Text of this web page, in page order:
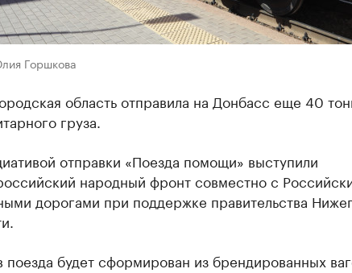
Горшкова
область отправила на Донбасс еще 40
груза.
отправки «Поезда помощи» выступили
народный фронт совместно с
дорогами при поддержке правительства
поезда будет сформирован из брендированных